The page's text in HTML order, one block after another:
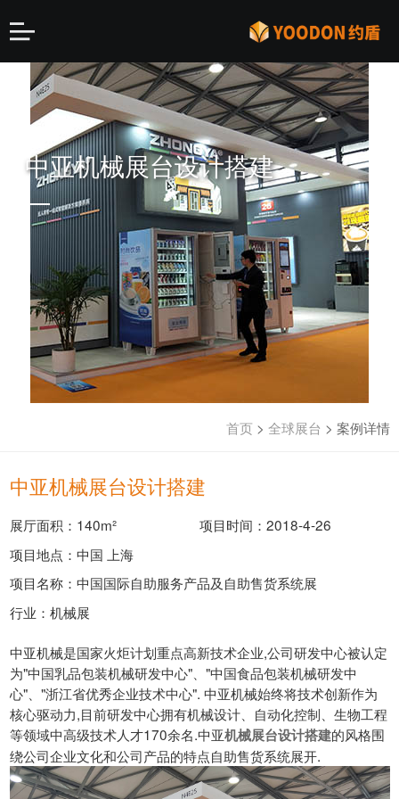
中亚机械展台设计搭建
首页 > 全球展台 > 案例详情
中亚机械展台设计搭建
展厅面积：140m²
项目时间：2018-4-26
项目地点：中国 上海
项目名称：中国国际自助服务产品及自助售货系统展
行业：机械展
中亚机械是国家火炬计划重点高新技术企业,公司研发中心被认定
为"中国乳品包装机械研发中心"、"中国食品包装机械研发中
心"、"浙江省优秀企业技术中心". 中亚机械始终将技术创新作为
核心驱动力,目前研发中心拥有机械设计、自动化控制、生物工程
等领域中高级技术人才170余名.中亚机械展台设计搭建的风格围
绕公司企业文化和公司产品的特点自助售货系统展开.